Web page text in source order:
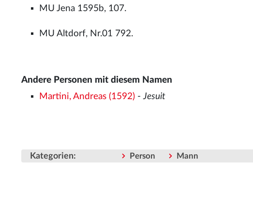
MU Jena 1595b, 107.
MU Altdorf, Nr.01 792.
Andere Personen mit diesem Namen
Martini, Andreas (1592) -Jesuit
Kategorien: Person Mann